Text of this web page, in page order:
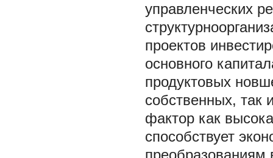
управленческих
проектов
основного
продуктовых
собственных, так
фактор как
способствует
преобразованиям